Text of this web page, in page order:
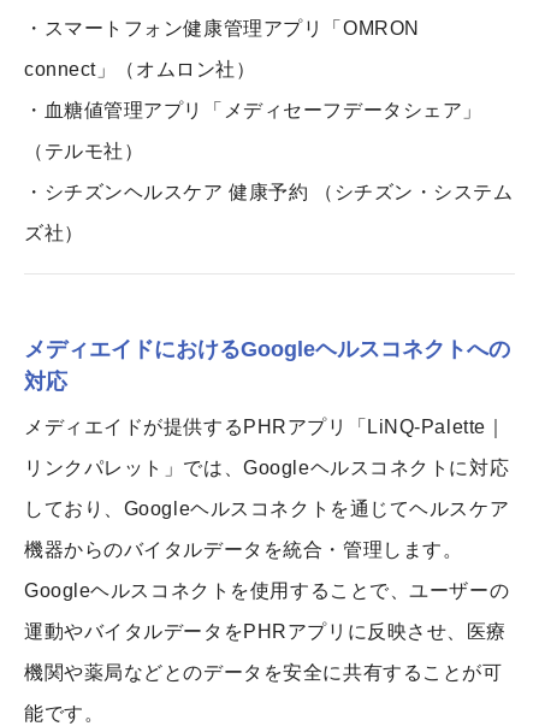
・スマートフォン健康管理アプリ「OMRON
connect」（オムロン社）
・血糖値管理アプリ「メディセーフデータシェア」
（テルモ社）
・シチズンヘルスケア 健康予約 （シチズン・システム
ズ社）
メディエイドにおけるGoogleヘルスコネクトへの
対応
メディエイドが提供するPHRアプリ「LiNQ-Palette｜
リンクパレット」では、Googleヘルスコネクトに対応
しており、Googleヘルスコネクトを通じてヘルスケア
機器からのバイタルデータを統合・管理します。
Googleヘルスコネクトを使用することで、ユーザーの
運動やバイタルデータをPHRアプリに反映させ、医療
機関や薬局などとのデータを安全に共有することが可
能です。